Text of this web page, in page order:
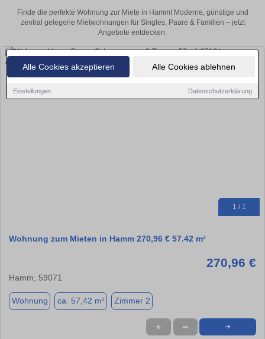
Alle Cookies akzeptieren Alle Cookies ablehnen
Einstellungen Datenschutzerklärung
Finde die perfekte Wohnung zur Miete in Hamm! Moderne, günstige und
zentral gelegene Mietwohnungen für Singles, Paare & Familien – jetzt
Angebote entdecken.
1 / 1
Wohnung zum Mieten in Hamm 270,96 € 57.42 m²
270,96 €
Hamm, 59071
Wohnung ca. 57,42 m² Zimmer 2
★ ➦ ➜